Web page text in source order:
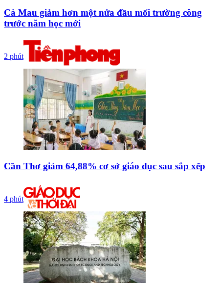
Cà Mau giảm hơn một nửa đầu mối trường công
trước năm học mới
2 phút
Cần Thơ giảm 64,88% cơ sở giáo dục sau sắp xếp
4 phút